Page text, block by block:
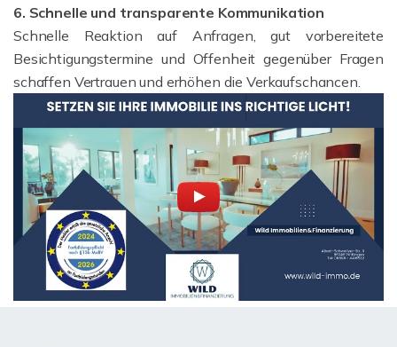
6. Schnelle und transparente Kommunikation
Schnelle Reaktion auf Anfragen, gut vorbereitete
Besichtigungstermine und Offenheit gegenüber Fragen
schaffen Vertrauen und erhöhen die Verkaufschancen.